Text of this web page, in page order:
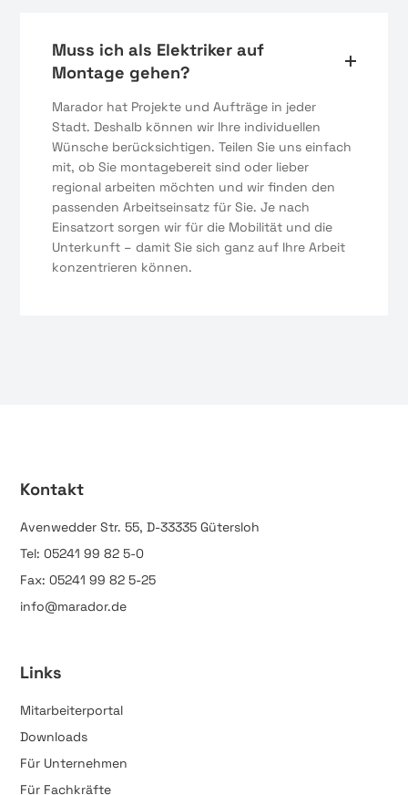
Muss ich als Elektriker auf
Montage gehen?
Marador hat Projekte und Aufträge in jeder
Stadt. Deshalb können wir Ihre individuellen
Wünsche berücksichtigen. Teilen Sie uns einfach
mit, ob Sie montagebereit sind oder lieber
regional arbeiten möchten und wir finden den
passenden Arbeitseinsatz für Sie. Je nach
Einsatzort sorgen wir für die Mobilität und die
Unterkunft – damit Sie sich ganz auf Ihre Arbeit
konzentrieren können.
Kontakt
Avenwedder Str. 55, D-33335 Gütersloh
Tel: 05241 99 82 5-0
Fax: 05241 99 82 5-25
info@marador.de
Links
Mitarbeiterportal
Downloads
Für Unternehmen
Für Fachkräfte